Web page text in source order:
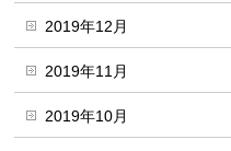
2019年12月
2019年11月
2019年10月